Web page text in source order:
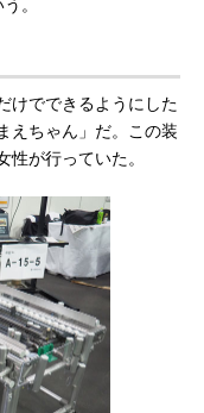
。
けでできるようにした
えちゃん」だ。この装
が行っていた。